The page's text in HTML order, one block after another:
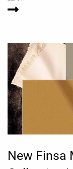
New Finsa